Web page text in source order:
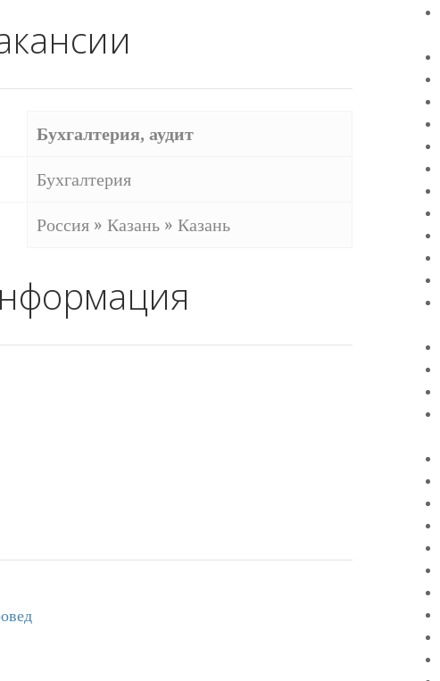
Бухгалтерия, аудит
Бухгалтерия
Россия » Казань » Казань